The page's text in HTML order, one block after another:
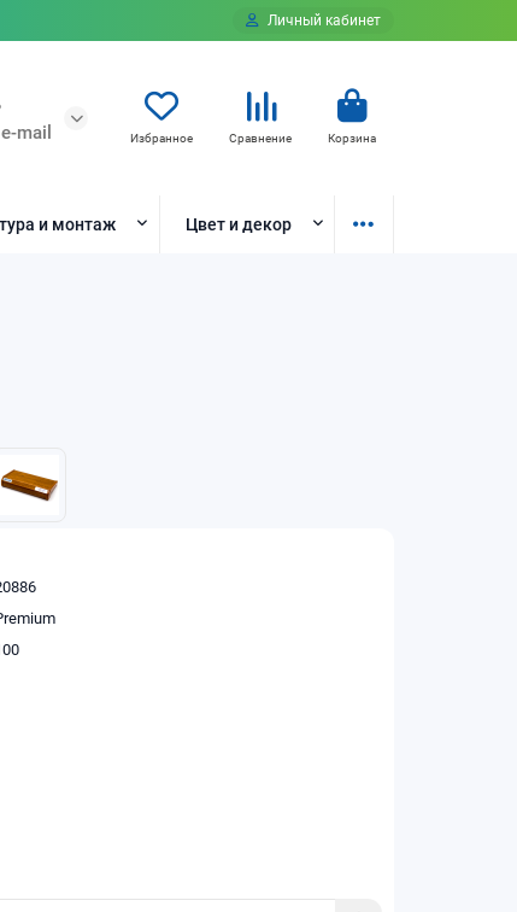
Личный кабинет
mail
Избранное Сравнение Корзина
и монтаж Цвет и декор